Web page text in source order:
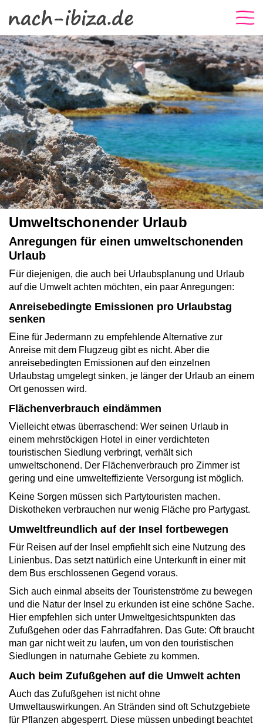
Umweltschonender Urlaub
Anregungen für einen umweltschonenden
Urlaub
Für diejenigen, die auch bei Urlaubsplanung und Urlaub
auf die Umwelt achten möchten, ein paar Anregungen:
Anreisebedingte Emissionen pro Urlaubstag
senken
Eine für Jedermann zu empfehlende Alternative zur
Anreise mit dem Flugzeug gibt es nicht. Aber die
anreisebedingten Emissionen auf den einzelnen
Urlaubstag umgelegt sinken, je länger der Urlaub an einem
Ort genossen wird.
Flächenverbrauch eindämmen
Vielleicht etwas überraschend: Wer seinen Urlaub in
einem mehrstöckigen Hotel in einer verdichteten
touristischen Siedlung verbringt, verhält sich
umweltschonend. Der Flächenverbrauch pro Zimmer ist
gering und eine umwelteffiziente Versorgung ist möglich.
Keine Sorgen müssen sich Partytouristen machen.
Diskotheken verbrauchen nur wenig Fläche pro Partygast.
Umweltfreundlich auf der Insel fortbewegen
Für Reisen auf der Insel empfiehlt sich eine Nutzung des
Linienbus. Das setzt natürlich eine Unterkunft in einer mit
dem Bus erschlossenen Gegend voraus.
Sich auch einmal abseits der Touristenströme zu bewegen
und die Natur der Insel zu erkunden ist eine schöne Sache.
Hier empfehlen sich unter Umweltgesichtspunkten das
Zufußgehen oder das Fahrradfahren. Das Gute: Oft braucht
man gar nicht weit zu laufen, um von den touristischen
Siedlungen in naturnahe Gebiete zu kommen.
Auch beim Zufußgehen auf die Umwelt achten
Auch das Zufußgehen ist nicht ohne
Umweltauswirkungen. An Stränden sind oft Schutzgebiete
für Pflanzen abgesperrt. Diese müssen unbedingt beachtet